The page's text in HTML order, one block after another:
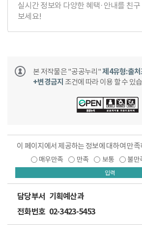
실시간 정보와 다양한 혜택·안내를 친
보세요!
본 저작물은 "공공누리"제4유형:출
+변경금지 조건에 따라 이용 할 수 있
이 페이지에서 제공하는 정보에 대하여 만
매우만족 만족 보통 불만
입력
담당부서 기획예산과
전화번호 02-3423-5453